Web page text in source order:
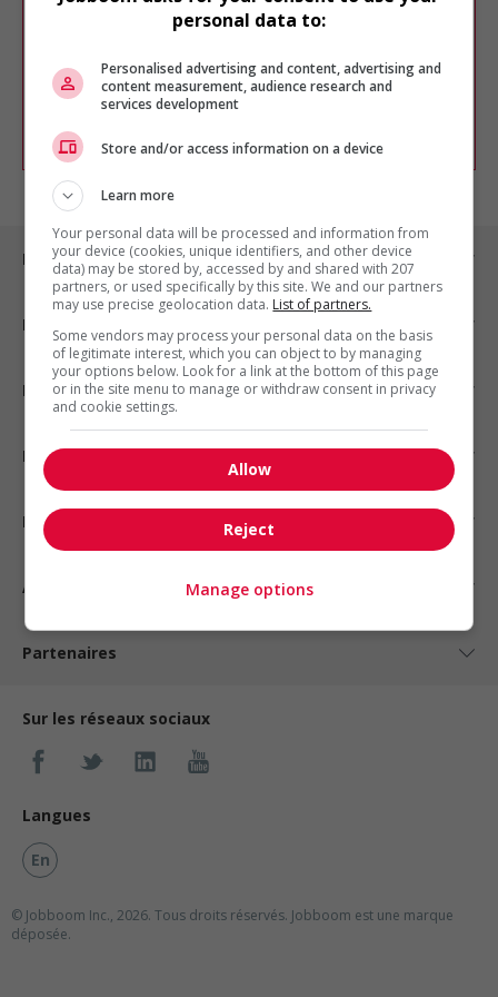
Veuillez faire une nouvelle recherche.
outils pour raffiner votre recherche, ou
chercher un poste selon votre profil
d'intérêt en emploi en vous
Emplois par ville
Emplois par secteur
Emplois par statut
Emplois par type
Nos suggestions
À propos
Partenaires
Sur les réseaux sociaux
Langues
En
© Jobboom Inc., 2026. Tous droits réservés. Jobboom est une marque
déposée.
personal data to:
Personalised advertising and content, advertising and
content measurement, audience research and
services development
Store and/or access information on a device
Learn more
Your personal data will be processed and information from
your device (cookies, unique identifiers, and other device
data) may be stored by, accessed by and shared with 207
partners, or used specifically by this site. We and our partners
may use precise geolocation data. List of partners.
Some vendors may process your personal data on the basis
of legitimate interest, which you can object to by managing
your options below. Look for a link at the bottom of this page
or in the site menu to manage or withdraw consent in privacy
and cookie settings.
Allow
Reject
Manage options